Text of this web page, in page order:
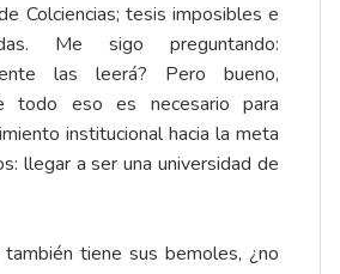
Colciencias; tesis imposibles e
Me sigo preguntando:
las leerá? Pero bueno,
todo eso es necesario para
institucional hacia la meta
llegar a ser una universidad de
tiene sus bemoles, ¿no